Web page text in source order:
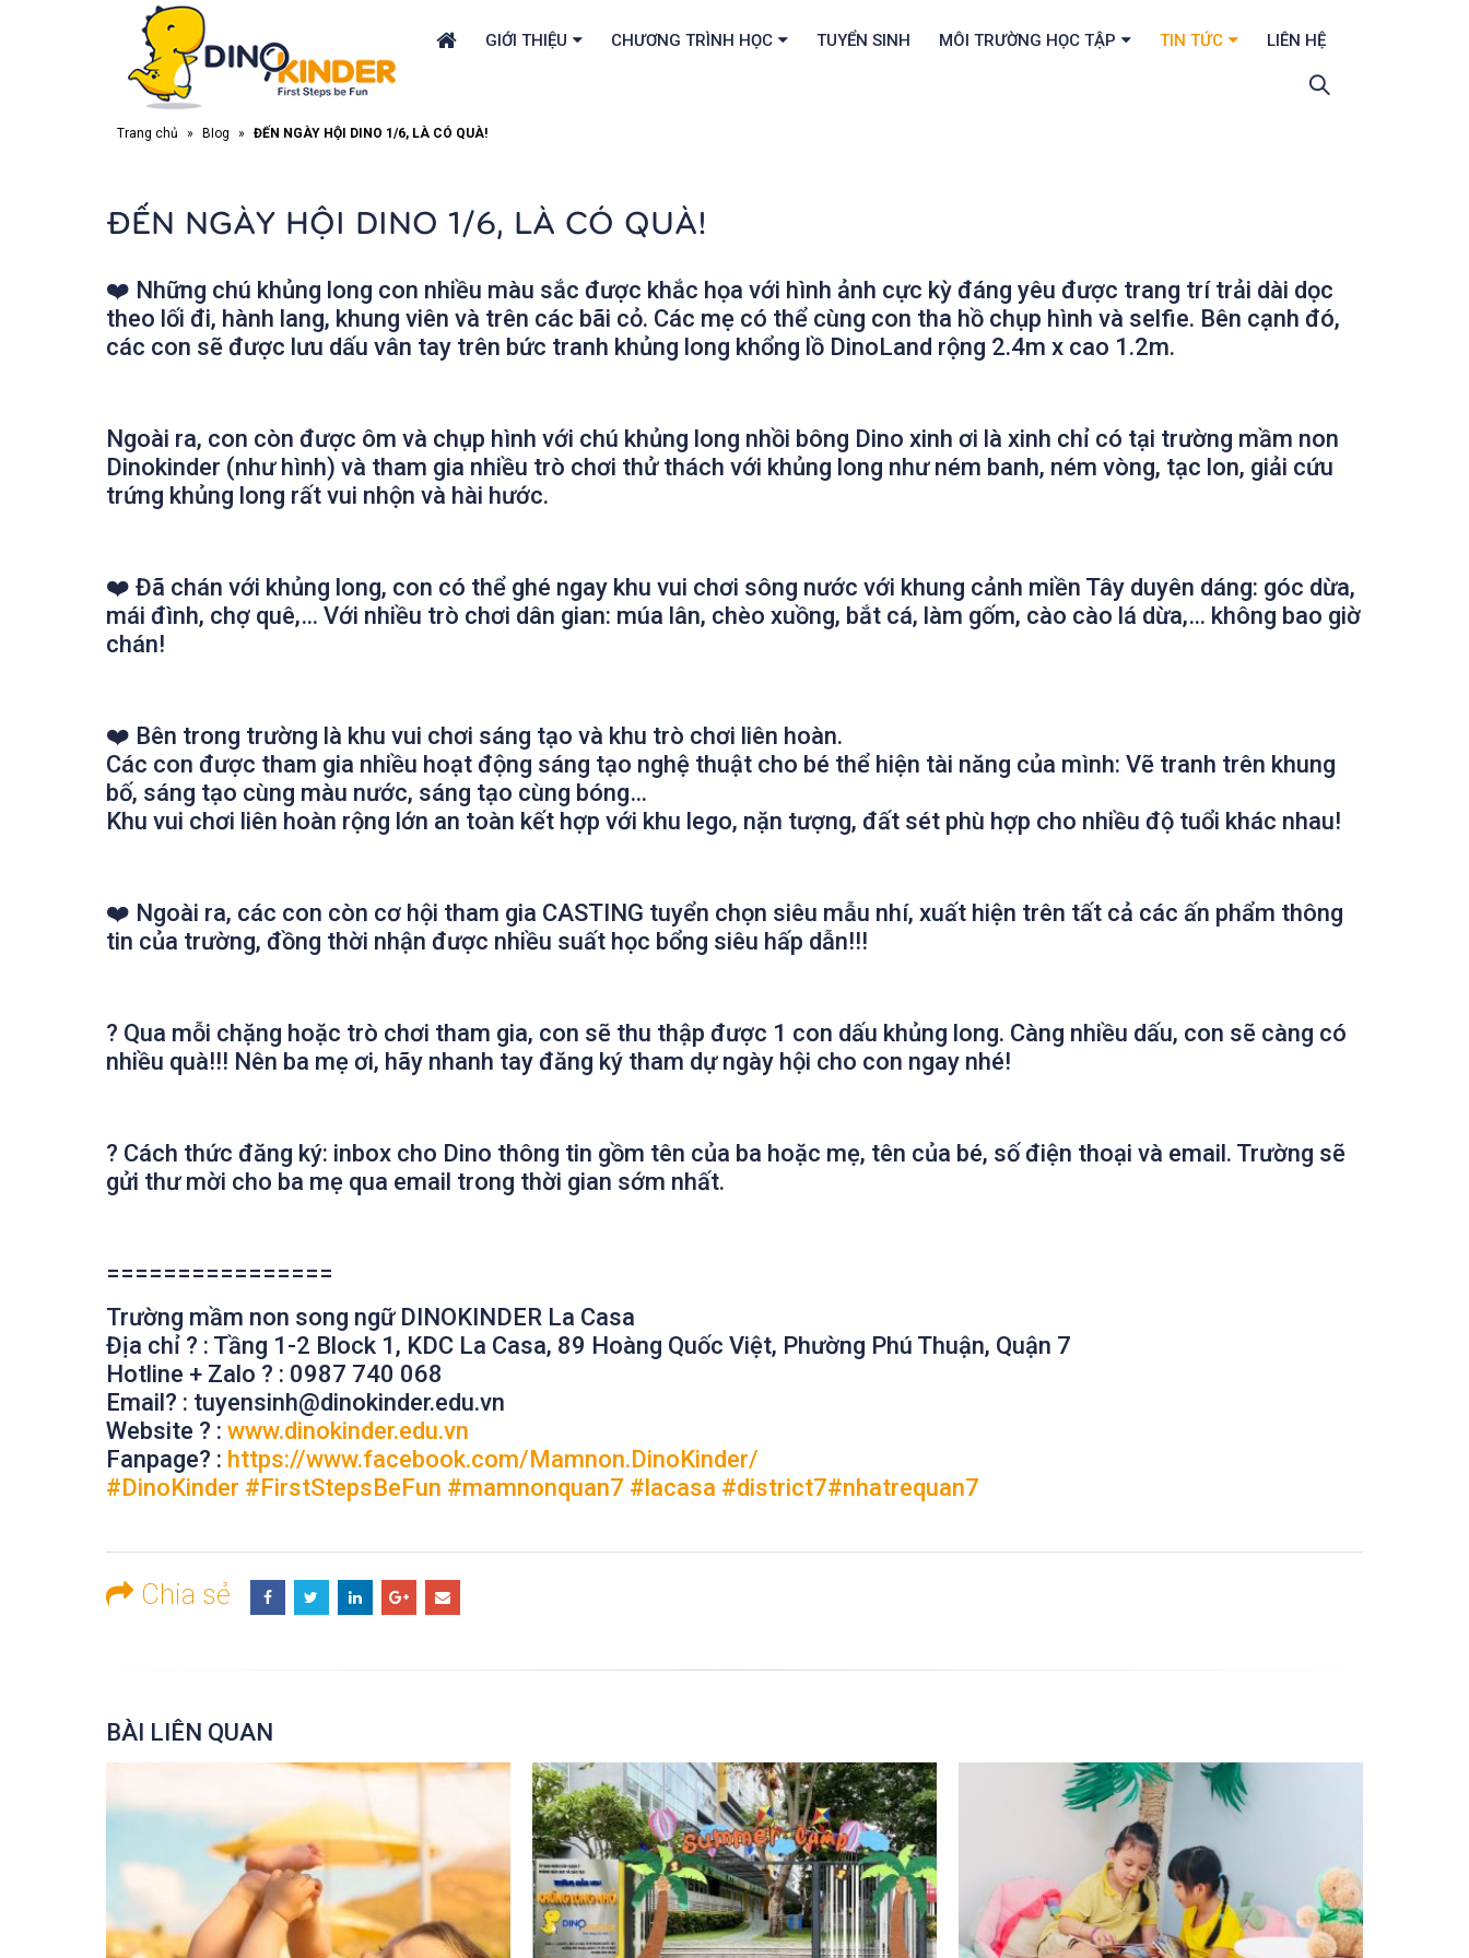
GIỚI THIỆU CHƯƠNG TRÌNH HỌC TUYỂN SINH MÔI TRƯỜNG HỌC TẬP TIN TỨC LIÊN HỆ
Trang chủ » Blog » ĐẾN NGÀY HỘI DINO 1/6, LÀ CÓ QUÀ!
ĐẾN NGÀY HỘI DINO 1/6, LÀ CÓ QUÀ!
❤️ Những chú khủng long con nhiều màu sắc được khắc họa với hình ảnh cực kỳ đáng yêu được trang trí trải dài dọc
theo lối đi, hành lang, khung viên và trên các bãi cỏ. Các mẹ có thể cùng con tha hồ chụp hình và selfie. Bên cạnh đó,
các con sẽ được lưu dấu vân tay trên bức tranh khủng long khổng lồ DinoLand rộng 2.4m x cao 1.2m.
Ngoài ra, con còn được ôm và chụp hình với chú khủng long nhồi bông Dino xinh ơi là xinh chỉ có tại trường mầm non
Dinokinder (như hình) và tham gia nhiều trò chơi thử thách với khủng long như ném banh, ném vòng, tạc lon, giải cứu
trứng khủng long rất vui nhộn và hài hước.
❤️ Đã chán với khủng long, con có thể ghé ngay khu vui chơi sông nước với khung cảnh miền Tây duyên dáng: góc dừa,
mái đình, chợ quê,… Với nhiều trò chơi dân gian: múa lân, chèo xuồng, bắt cá, làm gốm, cào cào lá dừa,… không bao giờ
chán!
❤️ Bên trong trường là khu vui chơi sáng tạo và khu trò chơi liên hoàn.
Các con được tham gia nhiều hoạt động sáng tạo nghệ thuật cho bé thể hiện tài năng của mình: Vẽ tranh trên khung
bố, sáng tạo cùng màu nước, sáng tạo cùng bóng…
Khu vui chơi liên hoàn rộng lớn an toàn kết hợp với khu lego, nặn tượng, đất sét phù hợp cho nhiều độ tuổi khác nhau!
❤️ Ngoài ra, các con còn cơ hội tham gia CASTING tuyển chọn siêu mẫu nhí, xuất hiện trên tất cả các ấn phẩm thông
tin của trường, đồng thời nhận được nhiều suất học bổng siêu hấp dẫn!!!
? Qua mỗi chặng hoặc trò chơi tham gia, con sẽ thu thập được 1 con dấu khủng long. Càng nhiều dấu, con sẽ càng có
nhiều quà!!! Nên ba mẹ ơi, hãy nhanh tay đăng ký tham dự ngày hội cho con ngay nhé!
? Cách thức đăng ký: inbox cho Dino thông tin gồm tên của ba hoặc mẹ, tên của bé, số điện thoại và email. Trường sẽ
gửi thư mời cho ba mẹ qua email trong thời gian sớm nhất.
================
Trường mầm non song ngữ DINOKINDER La Casa
Địa chỉ ? : Tầng 1-2 Block 1, KDC La Casa, 89 Hoàng Quốc Việt, Phường Phú Thuận, Quận 7
Hotline + Zalo ? : 0987 740 068
Email? : tuyensinh@dinokinder.edu.vn
Website ? : www.dinokinder.edu.vn
Fanpage? : https://www.facebook.com/Mamnon.DinoKinder/
#DinoKinder #FirstStepsBeFun #mamnonquan7 #lacasa #district7#nhatrequan7
Chia sẻ
BÀI LIÊN QUAN